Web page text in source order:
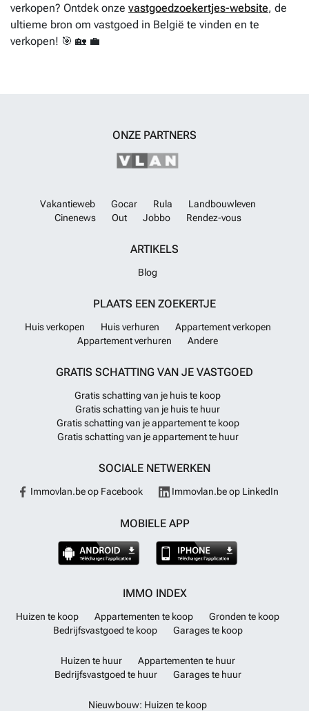
verkopen? Ontdek onze vastgoedzoekertjes-website, de
ultieme bron om vastgoed in België te vinden en te
verkopen! 🎯 🏡 💼
ONZE PARTNERS
Vakantieweb Gocar Rula
Landbouwleven
Cinenews
Out Jobbo Rendez-vous
ARTIKELS
Blog
PLAATS EEN ZOEKERTJE
Huis verkopen Huis verhuren
Appartement verkopen
Appartement verhuren
Andere
GRATIS SCHATTING VAN JE VASTGOED
Gratis schatting van je huis te koop
Gratis schatting van je huis te huur
Gratis schatting van je appartement te koop
Gratis schatting van je appartement te huur
SOCIALE NETWERKEN
Immovlan.be op Facebook Immovlan.be op LinkedIn
MOBIELE APP
IMMO INDEX
Huizen te koop Appartementen te koop
Gronden te koop
Bedrijfsvastgoed te koop
Garages te koop
Huizen te huur
Appartementen te huur
Bedrijfsvastgoed te huur
Garages te huur
Nieuwbouw: Huizen te koop